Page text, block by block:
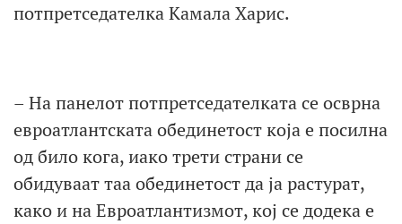
потпретседателка Камала Харис.
– На панелот потпретседателката се осврна
евроатлантската обединетост која е посилна
од било кога, иако трети страни се
обидуваат таа обединетост да ја растурат,
како и на Евроатлантизмот, кој се додека е